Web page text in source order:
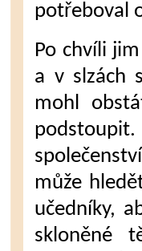
potřeboval
Po chvíli
a v slzách
mohl
může
učedníky,
sklo­něné